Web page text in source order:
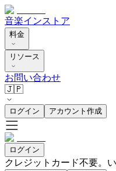
音楽インストア
料金
リソース
お問い合わせ
🇯🇵
ログイン アカウント作成
ログイン
クレジットカード不要。